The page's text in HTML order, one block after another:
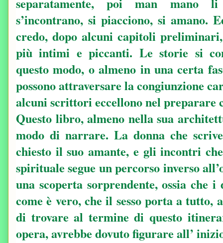
s’incontrano, si piacciono, si amano.
credo, dopo alcuni capitoli
più intimi e piccanti. Le storie si
questo modo, o almeno in una certa
possono attraversare la congiunzione
alcuni scrittori eccellono nel preparare
Questo libro, almeno nella sua
modo di narrare. La donna che
chiesto il suo amante, e gli incontri
spirituale segue un percorso inverso
una scoperta sorprendente, ossia che
come è vero, che il sesso porta a tutto,
di trovare al termine di questo
opera, avrebbe dovuto figurare all’